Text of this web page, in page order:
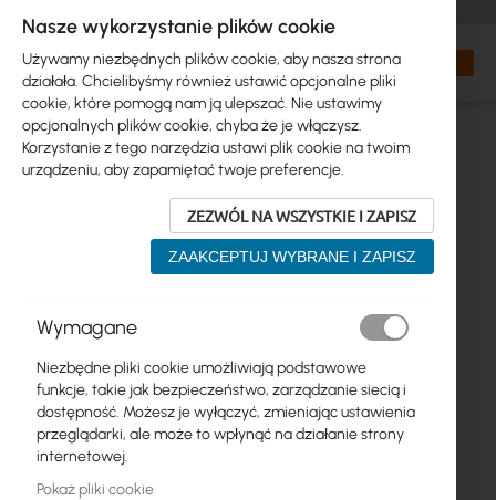
Search
Mój
Przejdź
koniec
galerii
Nasze wykorzystanie plików cookie
Używamy niezbędnych plików cookie, aby nasza strona
działała. Chcielibyśmy również ustawić opcjonalne pliki
cookie, które pomogą nam ją ulepszać. Nie ustawimy
opcjonalnych plików cookie, chyba że je włączysz.
Korzystanie z tego narzędzia ustawi plik cookie na twoim
urządzeniu, aby zapamiętać twoje preferencje.
ZEZWÓL NA WSZYSTKIE I ZAPISZ
ZAAKCEPTUJ WYBRANE I ZAPISZ
Wymagane
Niezbędne pliki cookie umożliwiają podstawowe
funkcje, takie jak bezpieczeństwo, zarządzanie siecią i
dostępność. Możesz je wyłączyć, zmieniając ustawienia
przeglądarki, ale może to wpłynąć na działanie strony
internetowej.
Pokaż pliki cookie